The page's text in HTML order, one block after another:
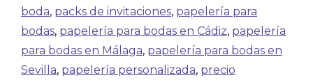
boda, packs de invitaciones, papelería para
bodas, papelería para bodas en Cádiz, papelería
para bodas en Málaga, papelería para bodas en
Sevilla, papelería personalizada, precio